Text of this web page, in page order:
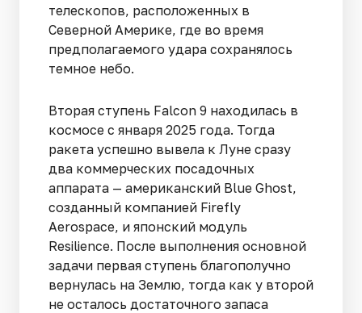
телескопов, расположенных в
Северной Америке, где во время
предполагаемого удара сохранялось
темное небо.
Вторая ступень Falcon 9 находилась в
космосе с января 2025 года. Тогда
ракета успешно вывела к Луне сразу
два коммерческих посадочных
аппарата — американский Blue Ghost,
созданный компанией Firefly
Aerospace, и японский модуль
Resilience. После выполнения основной
задачи первая ступень благополучно
вернулась на Землю, тогда как у второй
не осталось достаточного запаса